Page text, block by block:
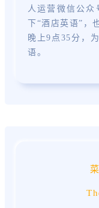
人运营微信公众
下“酒店英语”，
晚上9点35分，
语。